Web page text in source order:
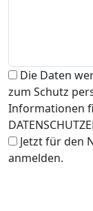
Die Daten
zum Schutz
Informationen
Jetzt für den
anmelden.